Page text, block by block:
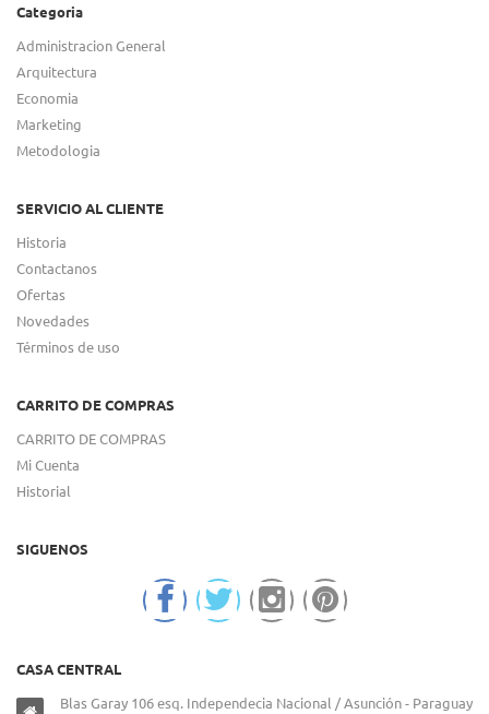
Categoria
Administracion General
Arquitectura
Economia
Marketing
Metodologia
SERVICIO AL CLIENTE
Historia
Contactanos
Ofertas
Novedades
Términos de uso
CARRITO DE COMPRAS
CARRITO DE COMPRAS
Mi Cuenta
Historial
SIGUENOS
CASA CENTRAL
Blas Garay 106 esq. Independecia Nacional / Asunción - Paraguay